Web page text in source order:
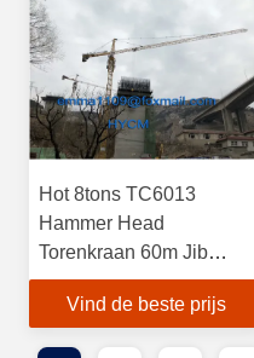
Hot 8tons TC6013
Hammer Head
Torenkraan 60m Jib
L46A Mast gebruik
Minder containers In
Vind de beste prijs